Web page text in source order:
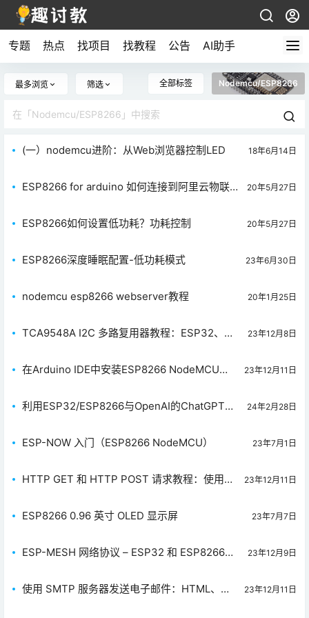
专题 热点 找项目 找教程 公告 AI助手
最多浏览 筛选 全部标签 Nodemcu/ESP8266
(一）nodemcu进阶：从Web浏览器控制LED 18年6月14日
ESP8266 for arduino 如何连接到阿里云物联网
20年5月27日
ESP8266如何设置低功耗？功耗控制 20年5月27日
ESP8266深度睡眠配置-低功耗模式 23年6月30日
nodemcu esp8266 webserver教程 20年1月25日
TCA9548A I2C 多路复用器教程：ESP32、
23年12月8日
在Arduino IDE中安装ESP8266 NodeMCU
23年12月11日
利用ESP32/ESP8266与OpenAI的ChatGPT实
24年2月28日
ESP-NOW 入门（ESP8266 NodeMCU） 23年7月1日
HTTP GET 和 HTTP POST 请求教程：使用
23年12月11日
ESP8266 0.96 英寸 OLED 显示屏 23年7月7日
ESP-MESH 网络协议 – ESP32 和 ESP8266使
23年12月9日
使用 SMTP 服务器发送电子邮件：HTML、文
23年12月11日